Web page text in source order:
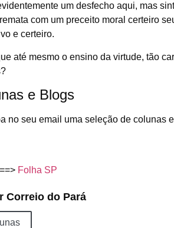
um desfecho aqui, mas
com um preceito moral certeiro
e certeiro.
até mesmo o ensino da virtude, tão
e Blogs
no seu email uma seleção de colunas
Folha SP
Correio do Pará